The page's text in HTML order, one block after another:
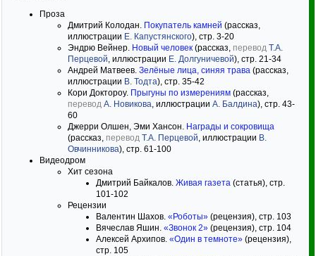
Проза
Дмитрий Колодан. Покупатель камней (рассказ,
иллюстрации Е. Капустянского), стр. 3-20
Эндрю Вейнер. Новый человек (рассказ, перевод Т.А.
Перцевой, иллюстрации Е. Долгуничевой), стр. 21-34
Андрей Матвеев. Зелёные лица, синяя трава (рассказ,
иллюстрации В. Тодта), стр. 35-42
Кори Доктороу. Прыгуны по измерениям (рассказ,
перевод А. Новикова, иллюстрации А. Балдинa), стр. 43-
60
Джерри Олшен, Эми Хансон. Награды и сокровища
(рассказ, перевод Т.А. Перцевой, иллюстрации В.
Овчинникова), стр. 61-100
Видеодром
Хит сезона
Дмитрий Байкалов. Живая газета (статья), стр.
101-102
Рецензии
Валентин Шахов. «Роботы» (рецензия), стр. 103
Вячеслав Яшин. «Звонок 2» (рецензия), стр. 104
Алексей Архипов. «Один в темноте» (рецензия),
стр. 105